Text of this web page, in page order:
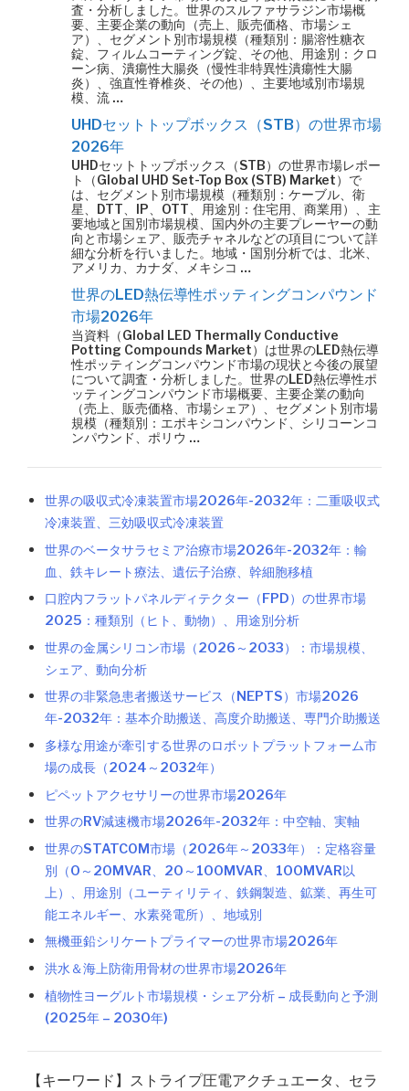
査・分析しました。世界のスルファサラジン市場概
要、主要企業の動向（売上、販売価格、市場シェ
ア）、セグメント別市場規模（種類別：腸溶性糖衣
錠、フィルムコーティング錠、その他、用途別：クロ
ーン病、潰瘍性大腸炎（慢性非特異性潰瘍性大腸
炎）、強直性脊椎炎、その他）、主要地域別市場規
模、流 …
UHDセットトップボックス（STB）の世界市場
2026年
UHDセットトップボックス（STB）の世界市場レポー
ト（Global UHD Set-Top Box (STB) Market）で
は、セグメント別市場規模（種類別：ケーブル、衛
星、DTT、IP、OTT、用途別：住宅用、商業用）、主
要地域と国別市場規模、国内外の主要プレーヤーの動
向と市場シェア、販売チャネルなどの項目について詳
細な分析を行いました。地域・国別分析では、北米、
アメリカ、カナダ、メキシコ …
世界のLED熱伝導性ポッティングコンパウンド
市場2026年
当資料（Global LED Thermally Conductive
Potting Compounds Market）は世界のLED熱伝導
性ポッティングコンパウンド市場の現状と今後の展望
について調査・分析しました。世界のLED熱伝導性ポ
ッティングコンパウンド市場概要、主要企業の動向
（売上、販売価格、市場シェア）、セグメント別市場
規模（種類別：エポキシコンパウンド、シリコーンコ
ンパウンド、ポリウ …
世界の吸収式冷凍装置市場2026年-2032年：二重吸収式
冷凍装置、三効吸収式冷凍装置
世界のベータサラセミア治療市場2026年-2032年：輸
血、鉄キレート療法、遺伝子治療、幹細胞移植
口腔内フラットパネルディテクター（FPD）の世界市場
2025：種類別（ヒト、動物）、用途別分析
世界の金属シリコン市場（2026～2033）：市場規模、
シェア、動向分析
世界の非緊急患者搬送サービス（NEPTS）市場2026
年-2032年：基本介助搬送、高度介助搬送、専門介助搬送
多様な用途が牽引する世界のロボットプラットフォーム市
場の成長（2024～2032年）
ピペットアクセサリーの世界市場2026年
世界のRV減速機市場2026年-2032年：中空軸、実軸
世界のSTATCOM市場（2026年～2033年）：定格容量
別（0～20MVAR、20～100MVAR、100MVAR以
上）、用途別（ユーティリティ、鉄鋼製造、鉱業、再生可
能エネルギー、水素発電所）、地域別
無機亜鉛シリケートプライマーの世界市場2026年
洪水＆海上防衛用骨材の世界市場2026年
植物性ヨーグルト市場規模・シェア分析 – 成長動向と予測
(2025年 – 2030年)
【キーワード】ストライプ圧電アクチュエータ、セラ